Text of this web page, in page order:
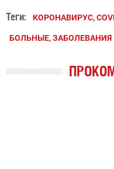
Теги: КОРОНАВИРУС,
БОЛЬНЫЕ, ЗАБОЛЕВАНИЯ